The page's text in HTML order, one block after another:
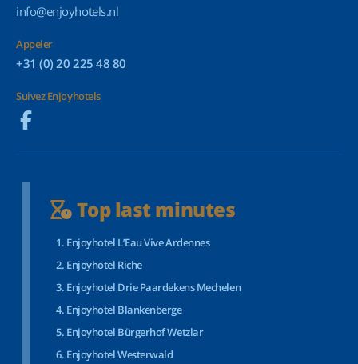
info@enjoyhotels.nl
Appeler
+31 (0) 20 225 48 80
Suivez Enjoyhotels
Top last minutes
Enjoyhotel L’Eau Vive Ardennes
Enjoyhotel Riche
Enjoyhotel Drie Paardekens Mechelen
Enjoyhotel Blankenberge
Enjoyhotel Bürgerhof Wetzlar
Enjoyhotel Westerwald